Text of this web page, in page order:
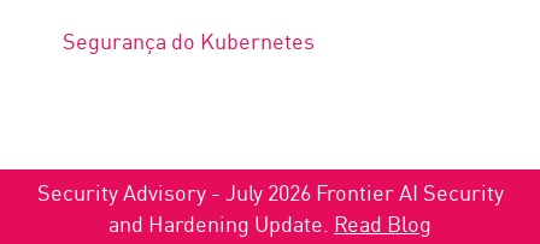
Segurança do Kubernetes
Security Advisory - July 2026 Frontier AI Security
and Hardening Update. Read Blog